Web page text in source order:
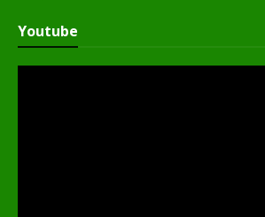
Youtube